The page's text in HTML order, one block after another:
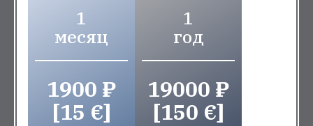
1
месяц
1900 ₽
[15 €]
1
год
19000 ₽
[150 €]